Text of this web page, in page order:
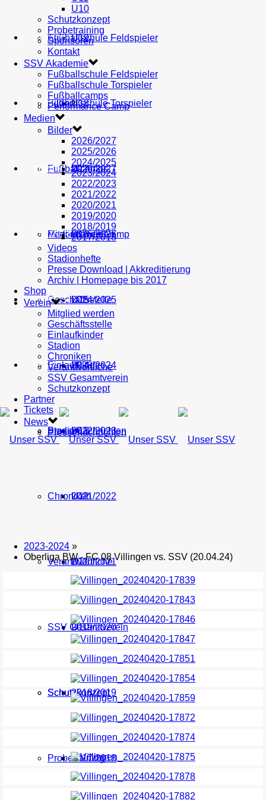
AH U19
U18
U17
U16
U15
U14
U13
U12
U11
U10
Schutzkonzept
Probetraining
Fußballschule Feldspieler
Fußballschule Torspieler
Fußballcamps
Performance Camp
MEDIEN
Bilder
2026/2027
2025/2026
2024/2025
2023/2024
2022/2023
2021/2022
2020/2021
2019/2020
2018/2019
2017/2018
SHOP
VEREIN
Mitglied werden
Geschäftsstelle
Einlaufkinder
Stadion
Chroniken
Verantwortliche
SSV Gesamtverein
Schutzkonzept
PARTNER
TICKETS
NEWS
Pressenachrichten
U10
Schutzkonzept
Probetraining
Sponsoren
Kontakt
SSV Akademie
Fußballschule Feldspieler
Fußballschule Torspieler
Fußballcamps
Performance Camp
Medien
Bilder
2026/2027
2025/2026
2024/2025
2023/2024
2022/2023
2021/2022
2020/2021
2019/2020
2018/2019
2017/2018
Videos
Stadionhefte
Presse Download | Akkreditierung
Archiv | Homepage bis 2017
Shop
Verein
Mitglied werden
Geschäftsstelle
Einlaufkinder
Stadion
Chroniken
Verantwortliche
SSV Gesamtverein
Schutzkonzept
Partner
Tickets
News
Pressenachrichten
2023-2024 »
Oberliga BW - FC 08 Villingen vs. SSV (20.04.24)